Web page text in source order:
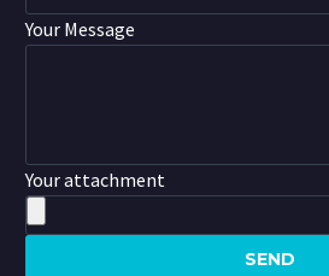
Your Message
Your attachment